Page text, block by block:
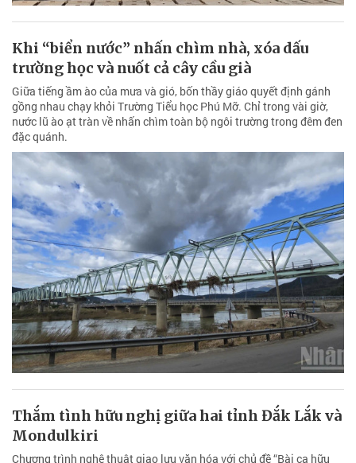
Khi “biển nước” nhấn chìm nhà, xóa dấu
trường học và nuốt cả cây cầu già
Giữa tiếng ầm ào của mưa và gió, bốn thầy giáo quyết định gánh
gồng nhau chạy khỏi Trường Tiểu học Phú Mỡ. Chỉ trong vài giờ,
nước lũ ào ạt tràn về nhấn chìm toàn bộ ngôi trường trong đêm đen
đặc quánh.
Thắm tình hữu nghị giữa hai tỉnh Đắk Lắk và
Mondulkiri
Chương trình nghệ thuật giao lưu văn hóa với chủ đề “Bài ca hữu